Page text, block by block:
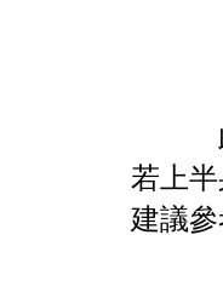
若上
建議